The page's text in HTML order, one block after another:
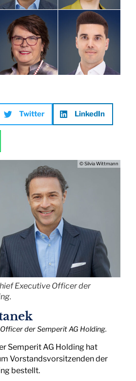
Twitter LinkedIn
© Silvia Wittmann
Executive Officer der
der Semperit AG Holding.
Semperit AG Holding hat
Vorstandsvorsitzenden der
bestellt.